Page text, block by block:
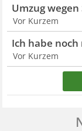
Umzug
Vor Kurzem
Ich habe
Vor Kurzem